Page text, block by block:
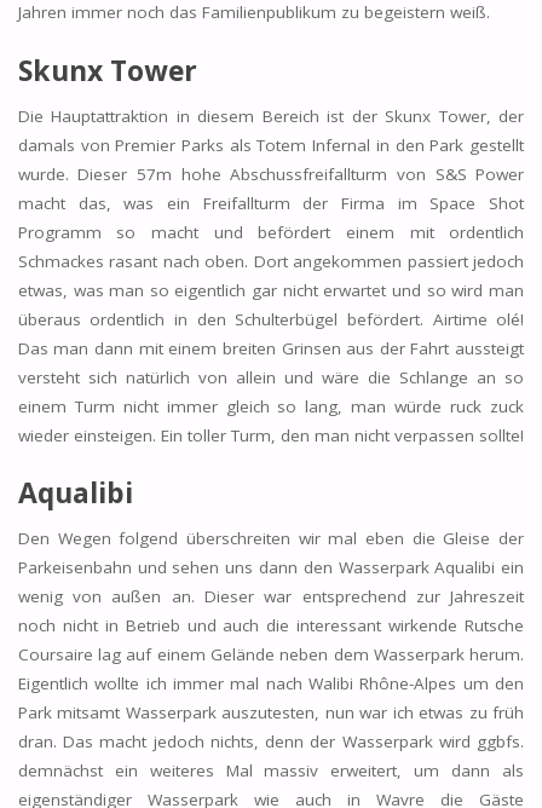
Jahren immer noch das Familienpublikum zu begeistern weiß.
Skunx Tower
Die Hauptattraktion in diesem Bereich ist der Skunx Tower, der
damals von Premier Parks als Totem Infernal in den Park gestellt
wurde. Dieser 57m hohe Abschussfreifallturm von S&S Power
macht das, was ein Freifallturm der Firma im Space Shot
Programm so macht und befördert einem mit ordentlich
Schmackes rasant nach oben. Dort angekommen passiert jedoch
etwas, was man so eigentlich gar nicht erwartet und so wird man
überaus ordentlich in den Schulterbügel befördert. Airtime olé!
Das man dann mit einem breiten Grinsen aus der Fahrt aussteigt
versteht sich natürlich von allein und wäre die Schlange an so
einem Turm nicht immer gleich so lang, man würde ruck zuck
wieder einsteigen. Ein toller Turm, den man nicht verpassen sollte!
Aqualibi
Den Wegen folgend überschreiten wir mal eben die Gleise der
Parkeisenbahn und sehen uns dann den Wasserpark Aqualibi ein
wenig von außen an. Dieser war entsprechend zur Jahreszeit
noch nicht in Betrieb und auch die interessant wirkende Rutsche
Coursaire lag auf einem Gelände neben dem Wasserpark herum.
Eigentlich wollte ich immer mal nach Walibi Rhône-Alpes um den
Park mitsamt Wasserpark auszutesten, nun war ich etwas zu früh
dran. Das macht jedoch nichts, denn der Wasserpark wird ggbfs.
demnächst ein weiteres Mal massiv erweitert, um dann als
eigenständiger Wasserpark wie auch in Wavre die Gäste